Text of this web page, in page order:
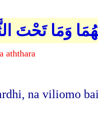
وَمَا تَحْتَ
aththara
na viliomo